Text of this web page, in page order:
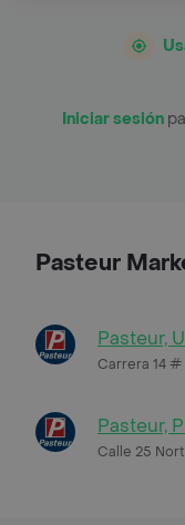
Iniciar sesión
Pasteur
Pasteur,
Carrera 14
Pasteur,
Calle 25